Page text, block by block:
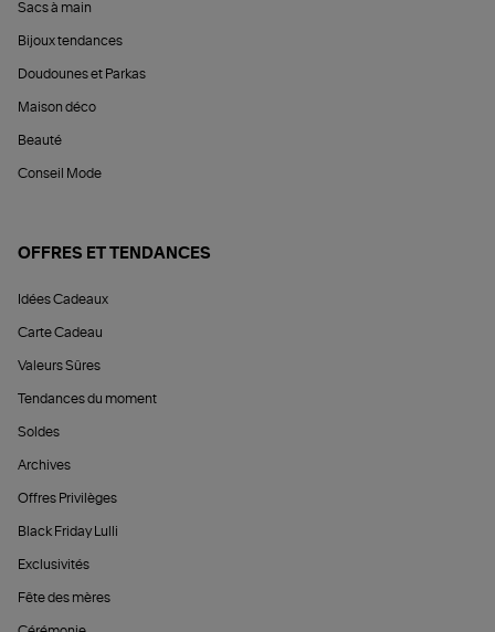
Sacs à main
Bijoux tendances
Doudounes et Parkas
Maison déco
Beauté
Conseil Mode
OFFRES ET TENDANCES
Idées Cadeaux
Carte Cadeau
Valeurs Sûres
Tendances du moment
Soldes
Archives
Offres Privilèges
Black Friday Lulli
Exclusivités
Fête des mères